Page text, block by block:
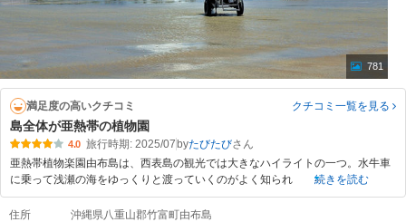
781
満足度の高いクチコミ クチコミ一覧を見る
島全体が亜熱帯の植物園
4.0 旅行時期: 2025/07 byたびたび
亜熱帯植物楽園由布島は、西表島の観光では大きなハイライトの一つ。水牛車
に乗って浅瀬の海をゆっくりと渡っていくのがよく知られ
続きを読む
住所 沖縄県八重山郡竹富町由布島